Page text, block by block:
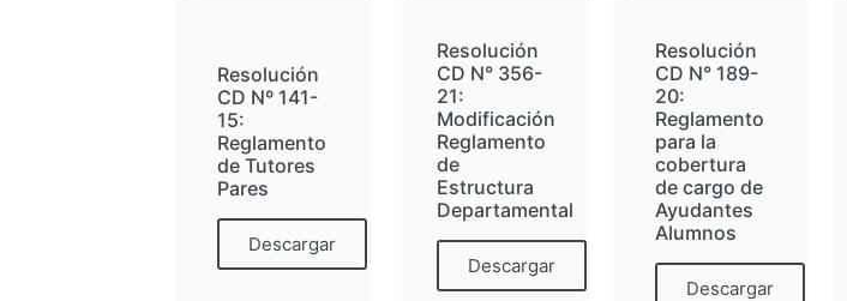
Resolución
CD Nº 141-
15:
Reglamento
de Tutores
Pares
Descargar
Resolución
CD N° 356-
21:
Modificación
Reglamento
de
Estructura
Departamental
Descargar
Resolución
CD N° 189-
20:
Reglamento
para la
cobertura
de cargo de
Ayudantes
Alumnos
Descargar